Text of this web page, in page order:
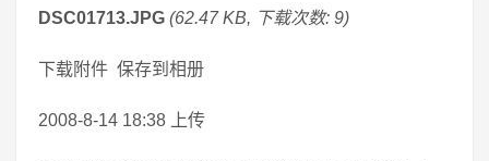
DSC01713.JPG (62.47 KB, 下载次数: 9)
下载附件 保存到相册
2008-8-14 18:38 上传